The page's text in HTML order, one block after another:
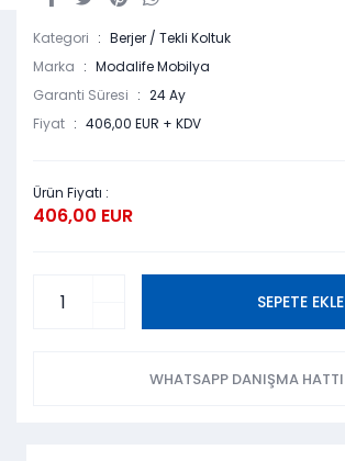
Kategori
Berjer / Tekli Koltuk
Marka
Modalife Mobilya
Garanti Süresi
24 Ay
Fiyat
406,00 EUR + KDV
Ürün Fiyatı :
406,00 EUR
SEPETE EKLE
WHATSAPP DANIŞMA HATTI